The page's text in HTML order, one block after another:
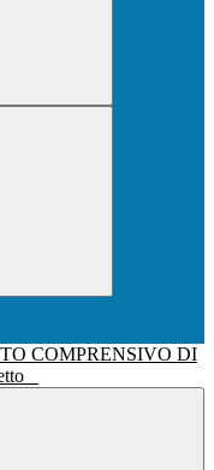
COMPRENSIVO DI